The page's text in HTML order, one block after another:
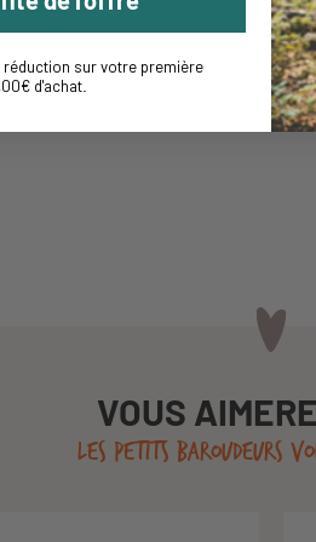
VOUS
LES PETITS BAROUDEURS
sur votre première
d'achat